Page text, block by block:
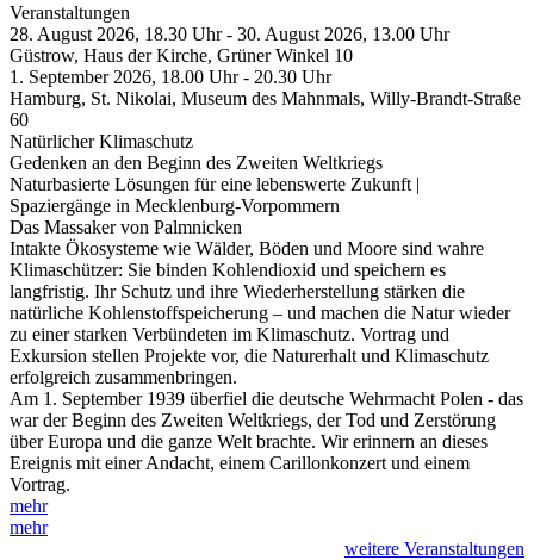
Veranstaltungen
28. August 2026, 18.30 Uhr - 30. August 2026, 13.00 Uhr
Güstrow, Haus der Kirche, Grüner Winkel 10
1. September 2026, 18.00 Uhr - 20.30 Uhr
Hamburg, St. Nikolai, Museum des Mahnmals, Willy-Brandt-Straße
60
Natürlicher Klimaschutz
Gedenken an den Beginn des Zweiten Weltkriegs
Naturbasierte Lösungen für eine lebenswerte Zukunft |
Spaziergänge in Mecklenburg-Vorpommern
Das Massaker von Palmnicken
Intakte Ökosysteme wie Wälder, Böden und Moore sind wahre
Klimaschützer: Sie binden Kohlendioxid und speichern es
langfristig. Ihr Schutz und ihre Wiederherstellung stärken die
natürliche Kohlenstoffspeicherung – und machen die Natur wieder
zu einer starken Verbündeten im Klimaschutz. Vortrag und
Exkursion stellen Projekte vor, die Naturerhalt und Klimaschutz
erfolgreich zusammenbringen.
Am 1. September 1939 überfiel die deutsche Wehrmacht Polen - das
war der Beginn des Zweiten Weltkriegs, der Tod und Zerstörung
über Europa und die ganze Welt brachte. Wir erinnern an dieses
Ereignis mit einer Andacht, einem Carillonkonzert und einem
Vortrag.
mehr
mehr
weitere Veranstaltungen